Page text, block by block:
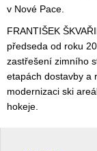
v Nové Pace.
FRANTIŠEK
předseda od roku
zastřešení zimního
etapách dostavby a
modernizaci ski
hokeje.